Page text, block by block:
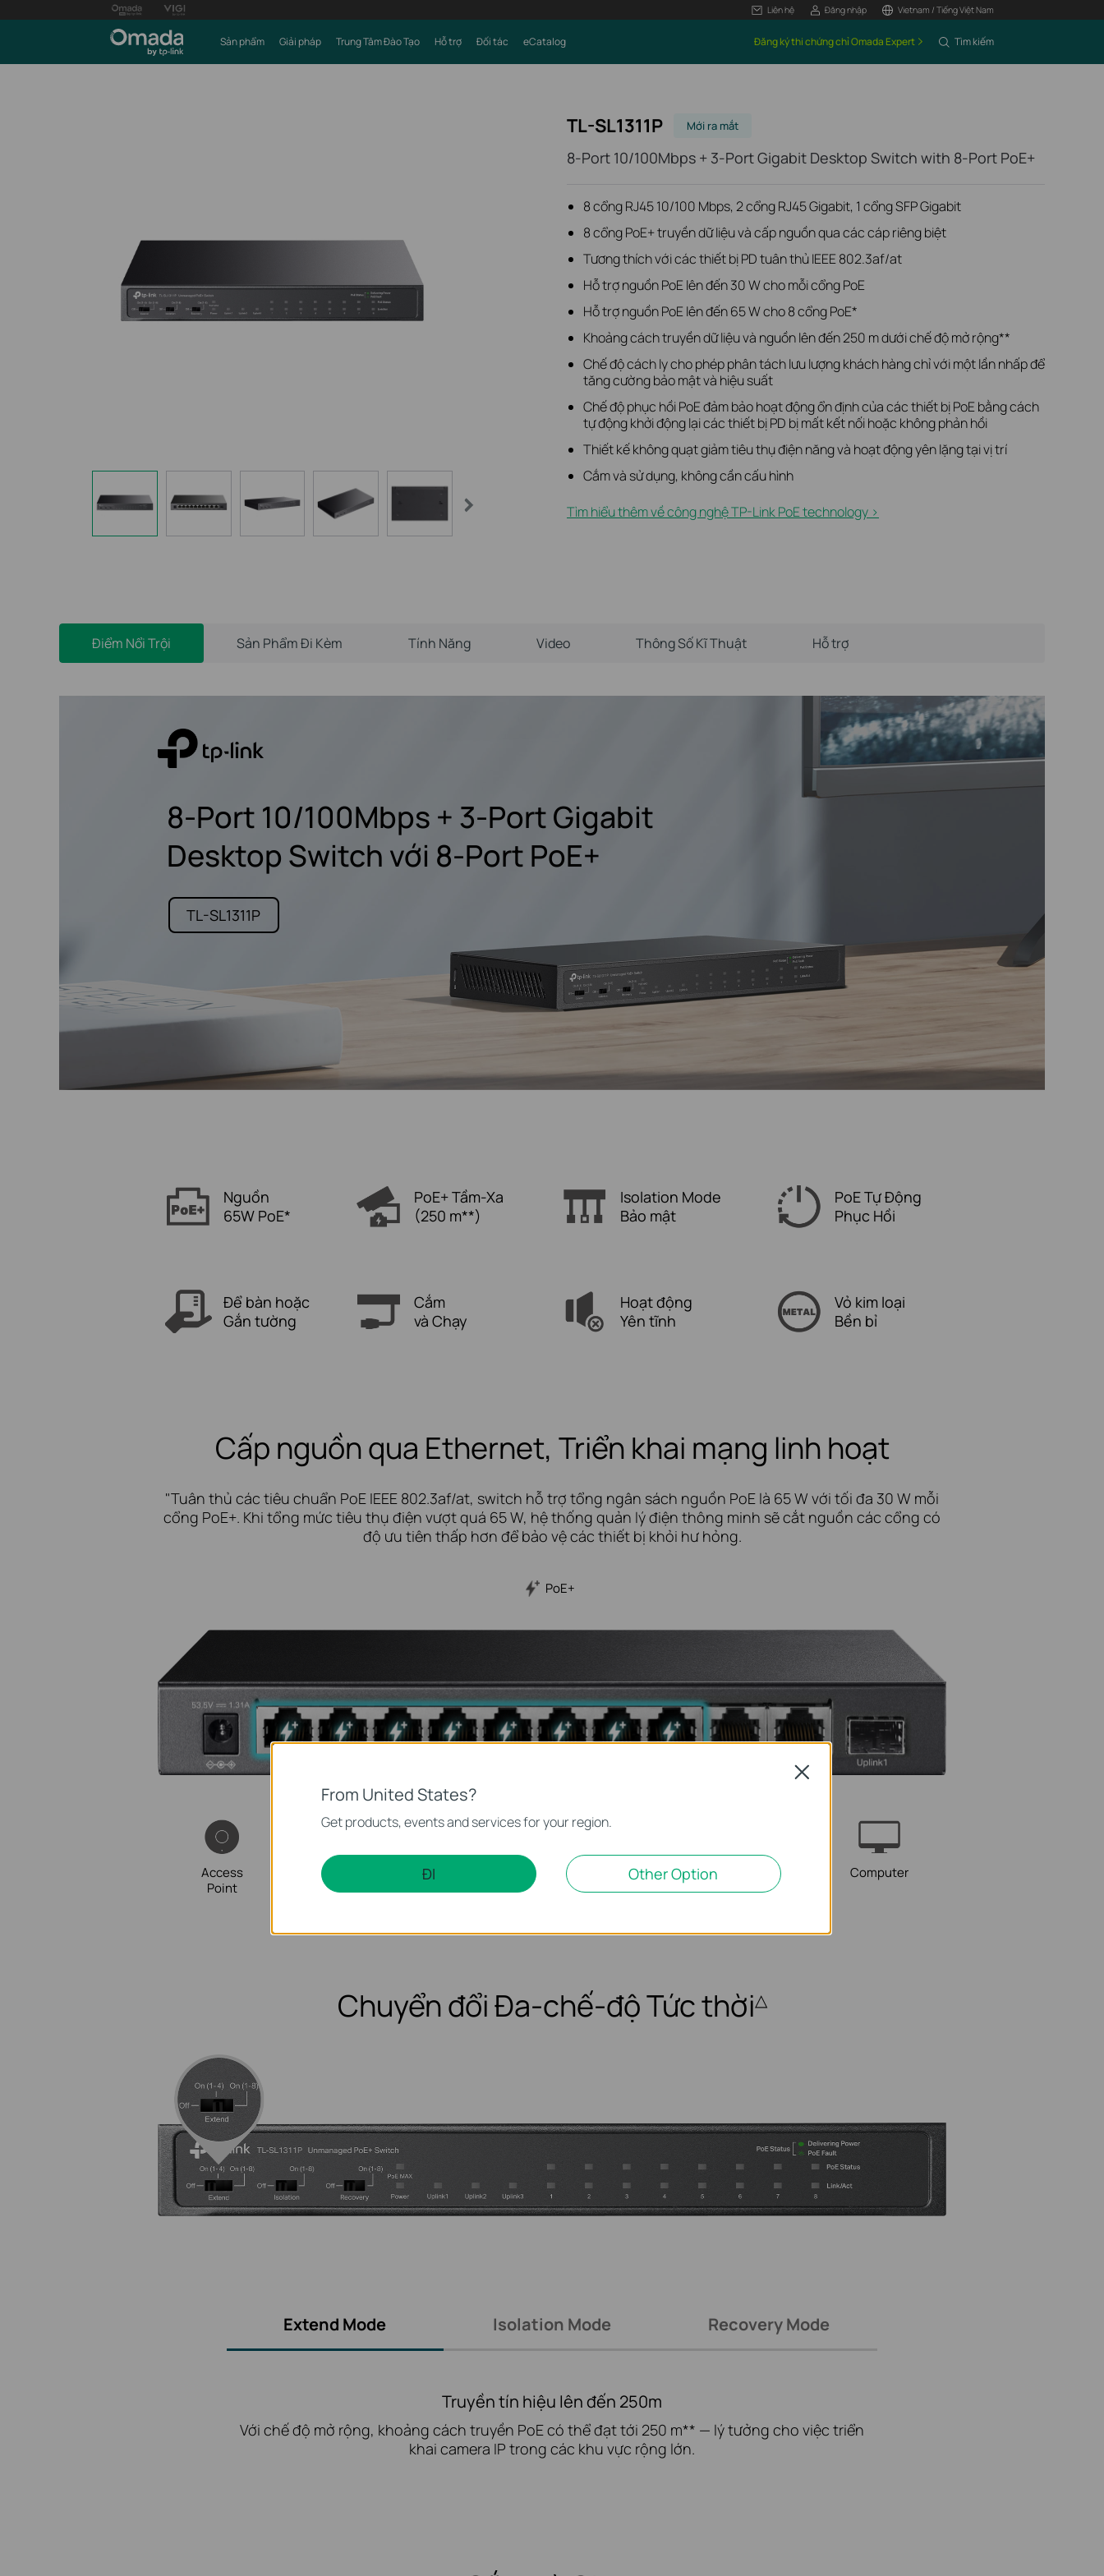
Liên hệ Đăng nhập Vietnam / Tiếng Việt Nam
Sản phẩm Giải pháp Trung Tâm Đào Tạo Hỗ trợ Đối tác eCatalog Đăng ký thi chứng chỉ Omada Expert Tìm kiếm
TL-SL1311P Mới ra mắt
8-Port 10/100Mbps + 3-Port Gigabit Desktop Switch with 8-Port PoE+
8 cổng RJ45 10/100 Mbps, 2 cổng RJ45 Gigabit, 1 cổng SFP Gigabit
8 cổng PoE+ truyền dữ liệu và cấp nguồn qua các cáp riêng biệt
Tương thích với các thiết bị PD tuân thủ IEEE 802.3af/at
Hỗ trợ nguồn PoE lên đến 30 W cho mỗi cổng PoE
Hỗ trợ nguồn PoE lên đến 65 W cho 8 cổng PoE*
Khoảng cách truyền dữ liệu và nguồn lên đến 250 m dưới chế độ mở rộng**
Chế độ cách ly cho phép phân tách lưu lượng khách hàng chỉ với một lần nhấp để
tăng cường bảo mật và hiệu suất
Chế độ phục hồi PoE đảm bảo hoạt động ổn định của các thiết bị PoE bằng cách
tự động khởi động lại các thiết bị PD bị mất kết nối hoặc không phản hồi
Thiết kế không quạt giảm tiêu thụ điện năng và hoạt động yên lặng tại vị trí
Cắm và sử dụng, không cần cấu hình
Tìm hiểu thêm về công nghệ TP-Link PoE technology >
Điểm Nổi Trội Sản Phẩm Đi Kèm Tính Năng Video Thông Số Kĩ Thuật Hỗ trợ
8-Port 10/100Mbps + 3-Port Gigabit
Desktop Switch với 8-Port PoE+
TL-SL1311P
Nguồn
65W PoE*
PoE+ Tầm-Xa
(250 m**)
Isolation Mode
Bảo mật
PoE Tự Động
Phục Hồi
Để bàn hoặc
Gắn tường
Cắm
và Chạy
Hoạt động
Yên tĩnh
Vỏ kim loại
Bền bỉ
Cấp nguồn qua Ethernet, Triển khai mạng linh hoạt
"Tuân thủ các tiêu chuẩn PoE IEEE 802.3af/at, switch hỗ trợ tổng ngân sách nguồn PoE là 65 W với tối đa 30 W mỗi
cổng PoE+. Khi tổng mức tiêu thụ điện vượt quá 65 W, hệ thống quản lý điện thông minh sẽ cắt nguồn các cổng có
độ ưu tiên thấp hơn để bảo vệ các thiết bị khỏi hư hỏng.
PoE+
Access
Point
Phone
Video
Network Video
Recorder
Computer
Chuyển đổiĐa-chế-độTức thời△
Extend Mode Isolation Mode Recovery Mode
Truyền tín hiệu lên đến 250m
Với chế độ mở rộng, khoảng cách truyền PoE có thể đạt tới 250 m** — lý tưởng cho việc triển
khai camera IP trong các khu vực rộng lớn.
From United States?
Get products, events and services for your region.
ĐI Other Option
Close